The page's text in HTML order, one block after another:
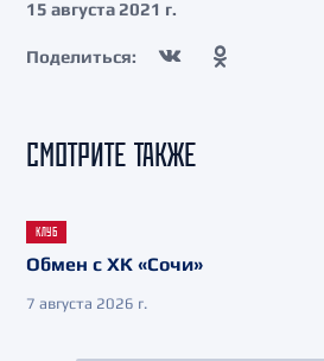
15 августа 2021 г.
Поделиться:
СМОТРИТЕ ТАКЖЕ
КЛУБ
Обмен с ХК «Сочи»
7 августа 2026 г.